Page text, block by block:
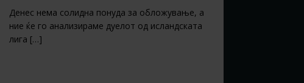
Денес нема солидна понуда за обложување, а
ние ќе го анализираме дуелот од исландската
лига […]